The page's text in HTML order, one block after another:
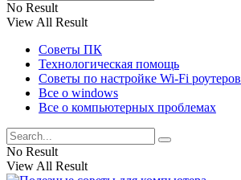
No Result
View All Result
Советы ПК
Технологическая помощь
Советы по настройке Wi-Fi роутеров
Все о windows
Все о компьютерных проблемах
No Result
View All Result